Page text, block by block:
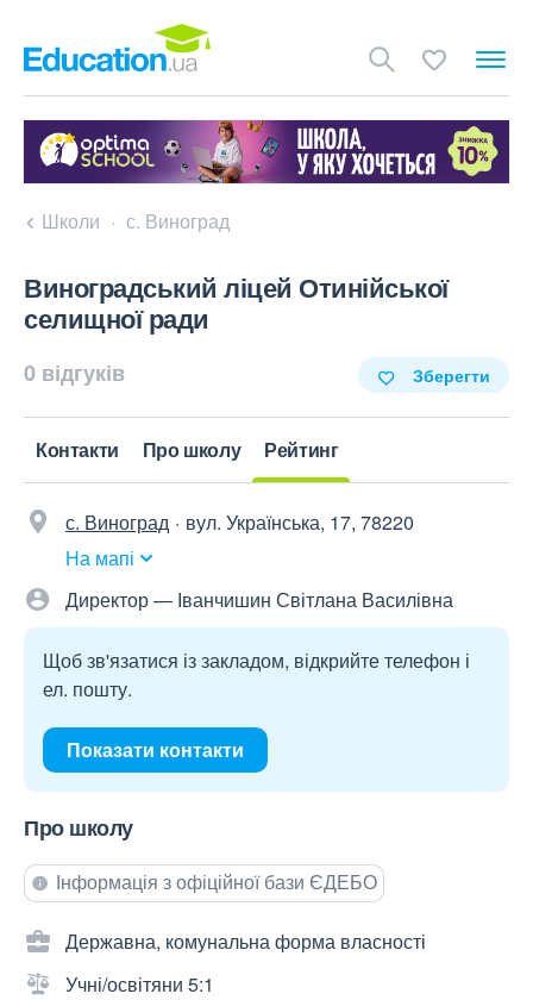
Школи с. Виноград
Виноградський ліцей Отинійської
селищної ради
0 відгуків Зберегти
Контакти Про школу Рейтинг
с. Виноград
вул. Українська, 17, 78220
На мапі
Директор — Іванчишин Світлана Василівна
Щоб зв'язатися із закладом, відкрийте телефон і
ел. пошту.
Показати контакти
Про школу
Інформація з офіційної бази ЄДЕБО
Державна, комунальна форма власності
Учні/освітяни 5:1